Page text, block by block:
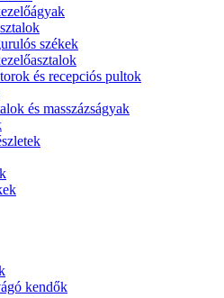
székek
és recepciós pultok
és masszázságyak
kendők